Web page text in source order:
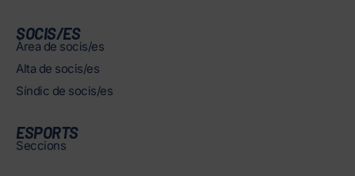
SOCIS/ES
Àrea de socis/es
Alta de socis/es
Síndic de socis/es
ESPORTS
Seccions